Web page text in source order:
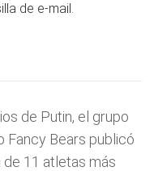
de e-mail.
de Putin, el grupo
Fancy Bears publicó
11 atletas más